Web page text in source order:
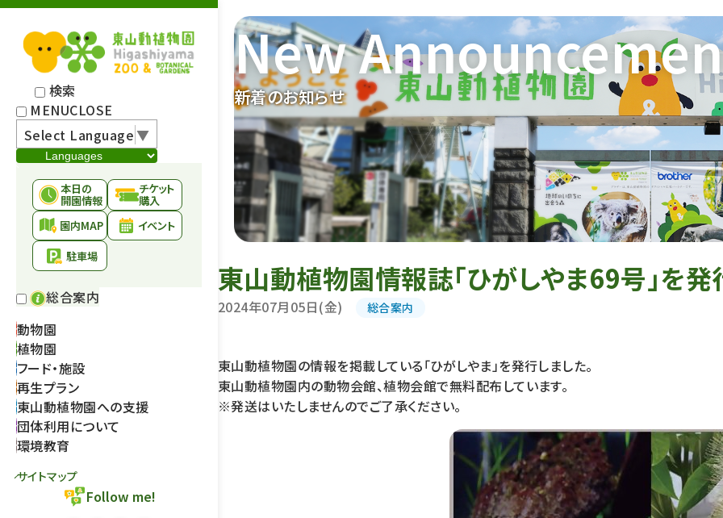
検索
MENUCLOSE
Select Language▼
本日の
開園情報
チケット
購入
園内MAP
イベント
駐車場
総合案内
動物園
植物園
フード・施設
再生プラン
東山動植物園への支援
団体利用について
環境教育
サイトマップ
Follow me!
新着のお知らせ
New
東山動植物園情報誌「ひがしやま69号」を発
2024年07月05日(金) 総合案内
東山動植物園の情報を掲載している「ひがしやま」を発行しました。
東山動植物園内の動物会館、植物会館で無料配布しています。
※発送はいたしませんのでご了承ください。